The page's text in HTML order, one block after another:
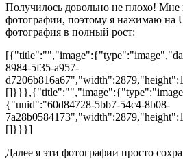
Получилось довольно не плохо! Мне
фотографии, поэтому я нажимаю на
фотография в полный рост:
8984-5f35-a957-
{"uuid":"60d84728-5bb7-54c4-8b08-
[]}}}]
Далее я эти фотографии просто